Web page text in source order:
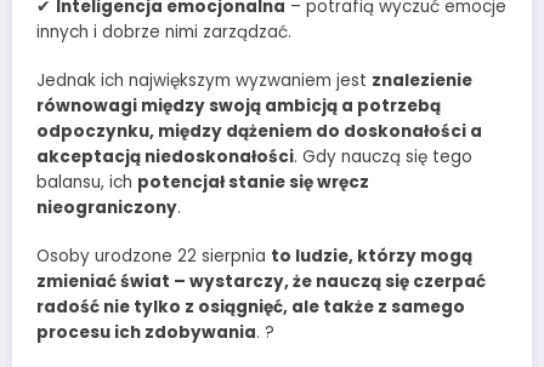
✔ Inteligencja emocjonalna – potrafią wyczuć emocje
innych i dobrze nimi zarządzać.
Jednak ich największym wyzwaniem jest znalezienie
równowagi między swoją ambicją a potrzebą
odpoczynku, między dążeniem do doskonałości a
akceptacją niedoskonałości. Gdy nauczą się tego
balansu, ich potencjał stanie się wręcz
nieograniczony.
Osoby urodzone 22 sierpnia to ludzie, którzy mogą
zmieniać świat – wystarczy, że nauczą się czerpać
radość nie tylko z osiągnięć, ale także z samego
procesu ich zdobywania. ?